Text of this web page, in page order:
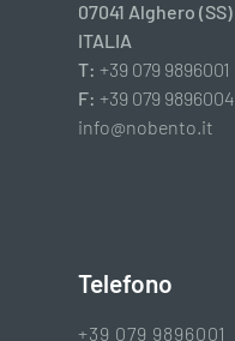
07041 Alghero (SS)
ITALIA
T: +39 079 9896001
F: +39 079 9896004
info@nobento.it
Telefono
+39 079 9896001